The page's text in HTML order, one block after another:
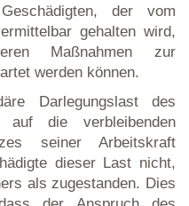
der vom
gehalten wird,
Maßnahmen zur
werden können.
Darlegungslast des
auf die verbleibenden
seiner Arbeitskraft
dieser Last nicht,
als zugestanden. Dies